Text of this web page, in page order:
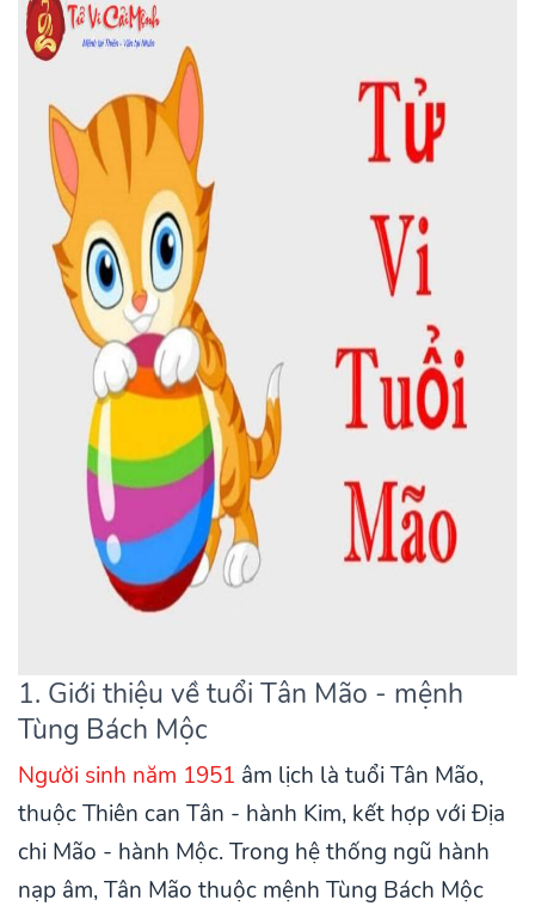
1. Giới thiệu về tuổi Tân Mão - mệnh
Tùng Bách Mộc
Người sinh năm 1951 âm lịch là tuổi Tân Mão,
thuộc Thiên can Tân - hành Kim, kết hợp với Địa
chi Mão - hành Mộc. Trong hệ thống ngũ hành
nạp âm, Tân Mão thuộc mệnh Tùng Bách Mộc